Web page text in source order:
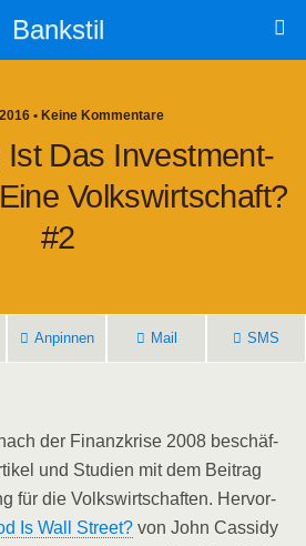
Bankstil
• Keine Kommentare
Ist Das Invest­ment­
Volks­wirt­schaft?
#2
Anpin­nen Mail SMS
der Finanz­kri­se 2008 beschäf­
und Stu­di­en mit dem Bei­trag
für die Volks­wirt­schaf­ten. Her­vor­
Is Wall Street? von John Cass­idy